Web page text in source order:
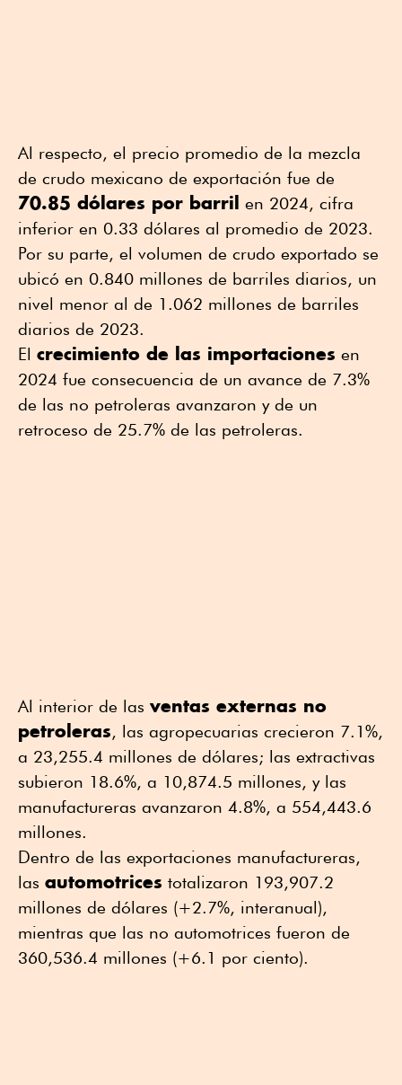
Al respecto, el precio promedio de la mezcla
de crudo mexicano de exportación fue de
70.85 dólares por barril en 2024, cifra
inferior en 0.33 dólares al promedio de 2023.
Por su parte, el volumen de crudo exportado se
ubicó en 0.840 millones de barriles diarios, un
nivel menor al de 1.062 millones de barriles
diarios de 2023.
El crecimiento de las importaciones en
2024 fue consecuencia de un avance de 7.3%
de las no petroleras avanzaron y de un
retroceso de 25.7% de las petroleras.
Al interior de las ventas externas no
petroleras, las agropecuarias crecieron 7.1%,
a 23,255.4 millones de dólares; las extractivas
subieron 18.6%, a 10,874.5 millones, y las
manufactureras avanzaron 4.8%, a 554,443.6
millones.
Dentro de las exportaciones manufactureras,
las automotrices totalizaron 193,907.2
millones de dólares (+2.7%, interanual),
mientras que las no automotrices fueron de
360,536.4 millones (+6.1 por ciento).